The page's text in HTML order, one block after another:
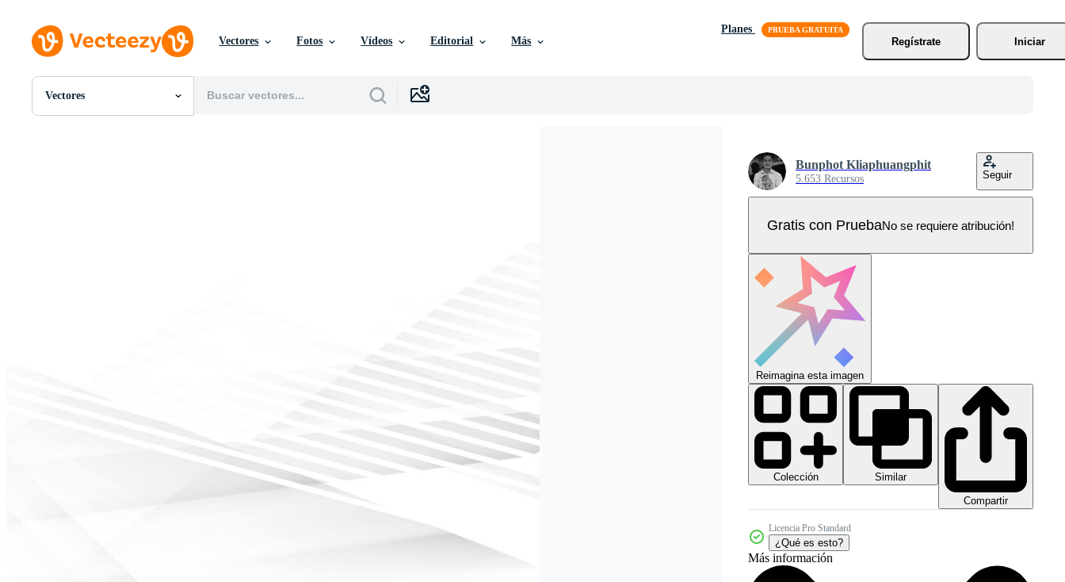
Vectores Fotos Vídeos Editorial Más
Planes
Regístrate
Iniciar
Vectores
Todas Imágenes
Bunphot Kliaphuangphit
5.653 Recursos Seguir
Gratis con PruebaNo se requiere atribución!
Reimagina esta imagen
Colección
Similar
Compartir
Licencia Pro Standard
¿Qué es esto?
Más información